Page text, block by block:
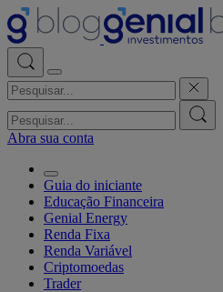
Abra sua conta
Guia do iniciante
Educação Financeira
Genial Energy
Renda Fixa
Renda Variável
Criptomoedas
Trader